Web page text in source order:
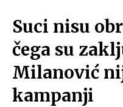
Suci nisu
čega su
Milanović
kampanji